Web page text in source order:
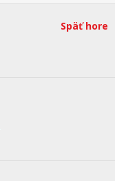
Späť hore